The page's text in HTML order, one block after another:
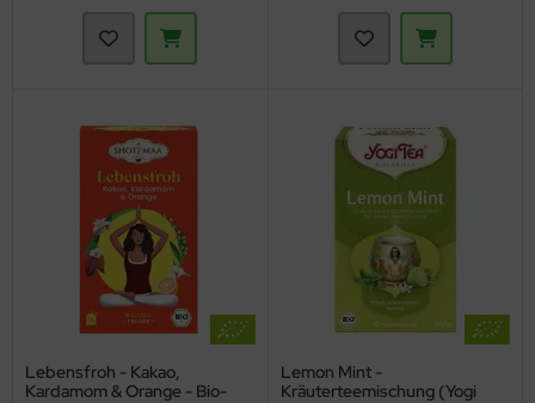
Lebensfroh - Kakao,
Kardamom & Orange - Bio-
Lemon Mint -
Kräuterteemischung (Yogi